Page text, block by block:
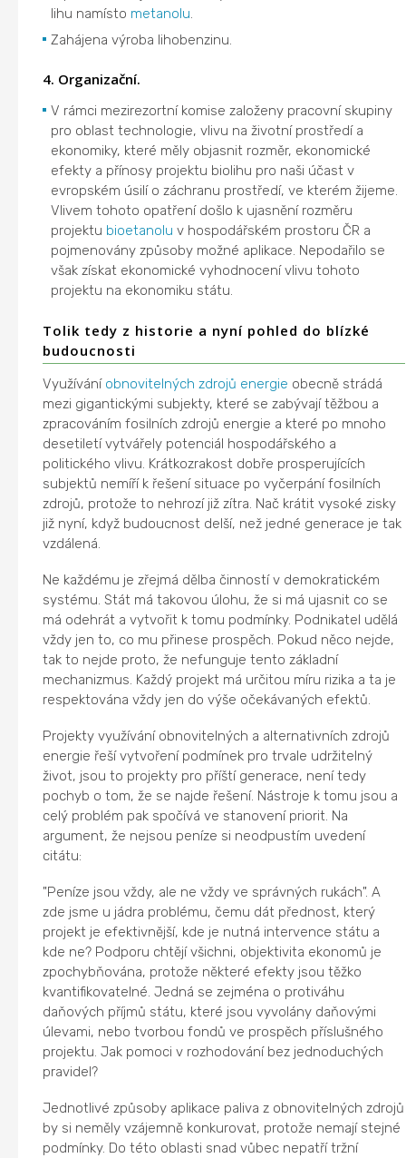
lihu namísto metanolu
Zahájena výroba lihobenzinu.
4. Organizační.
V rámci mezirezortní komise založeny pracovní skupiny
pro oblast technologie, vlivu na životní prostředí a
ekonomiky, které měly objasnit rozměr, ekonomické
efekty a přínosy projektu biolihu pro naši účast v
evropském úsilí o záchranu prostředí, ve kterém žijeme.
Vlivem tohoto opatření došlo k ujasnění rozměru
projektu bioetanolu v hospodářském prostoru ČR a
pojmenovány způsoby možné aplikace. Nepodařilo se
však získat ekonomické vyhodnocení vlivu tohoto
projektu na ekonomiku státu.
Tolik tedy z historie a nyní pohled do blízké
budoucnosti
Využívání obnovitelných zdrojů energie obecně strádá
mezi gigantickými subjekty, které se zabývají těžbou a
zpracováním fosilních zdrojů energie a které po mnoho
desetiletí vytvářely potenciál hospodářského a
politického vlivu. Krátkozrakost dobře prosperujících
subjektů nemíří k řešení situace po vyčerpání fosilních
zdrojů, protože to nehrozí již zítra. Nač krátit vysoké zisky
již nyní, když budoucnost delší, než jedné generace je tak
vzdálená.
Ne každému je zřejmá dělba činností v demokratickém
systému. Stát má takovou úlohu, že si má ujasnit co se
má odehrát a vytvořit k tomu podmínky. Podnikatel udělá
vždy jen to, co mu přinese prospěch. Pokud něco nejde,
tak to nejde proto, že nefunguje tento základní
mechanizmus. Každý projekt má určitou míru rizika a ta je
respektována vždy jen do výše očekávaných efektů.
Projekty využívání obnovitelných a alternativních zdrojů
energie řeší vytvoření podmínek pro trvale udržitelný
život, jsou to projekty pro příští generace, není tedy
pochyb o tom, že se najde řešení. Nástroje k tomu jsou a
celý problém pak spočívá ve stanovení priorit. Na
argument, že nejsou peníze si neodpustím uvedení
citátu:
"Peníze jsou vždy, ale ne vždy ve správných rukách". A
zde jsme u jádra problému, čemu dát přednost, který
projekt je efektivnější, kde je nutná intervence státu a
kde ne? Podporu chtějí všichni, objektivita ekonomů je
zpochybňována, protože některé efekty jsou těžko
kvantifikovatelné. Jedná se zejména o protiváhu
daňových příjmů státu, které jsou vyvolány daňovými
úlevami, nebo tvorbou fondů ve prospěch příslušného
projektu. Jak pomoci v rozhodování bez jednoduchých
pravidel?
Jednotlivé způsoby aplikace paliva z obnovitelných zdrojů
by si neměly vzájemně konkurovat, protože nemají stejné
podmínky. Do této oblasti snad vůbec nepatří tržní